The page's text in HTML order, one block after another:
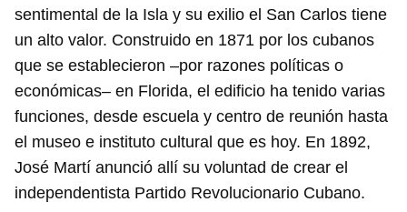
sentimental de la Isla y su exilio el San Carlos tiene
un alto valor. Construido en 1871 por los cubanos
que se establecieron –por razones políticas o
económicas– en Florida, el edificio ha tenido varias
funciones, desde escuela y centro de reunión hasta
el museo e instituto cultural que es hoy. En 1892,
José Martí anunció allí su voluntad de crear el
independentista Partido Revolucionario Cubano.